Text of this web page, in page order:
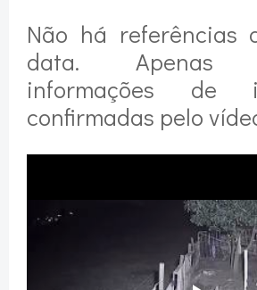
Não há referências
data. Apenas
informações de
confirmadas pelo